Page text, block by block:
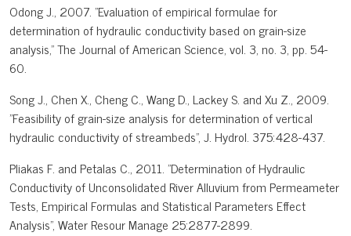
Odong J., 2007. "Evaluation of empirical formulae for
determination of hydraulic conductivity based on grain-size
analysis," The Journal of American Science, vol. 3, no. 3, pp. 54-
60.
Song J., Chen X., Cheng C., Wang D., Lackey S. and Xu Z., 2009.
"Feasibility of grain-size analysis for determination of vertical
hydraulic conductivity of streambeds", J. Hydrol. 375:428-437.
Pliakas F. and Petalas C., 2011. "Determination of Hydraulic
Conductivity of Unconsolidated River Alluvium from Permeameter
Tests, Empirical Formulas and Statistical Parameters Effect
Analysis", Water Resour Manage 25:2877-2899.